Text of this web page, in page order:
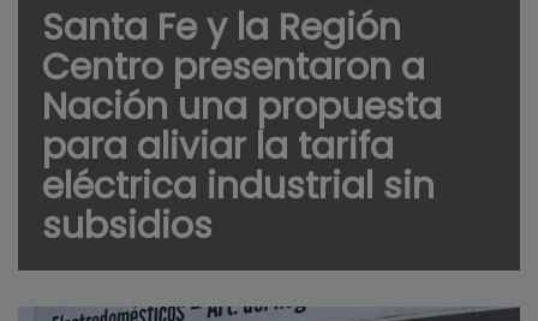
Santa Fe y la Región
Centro presentaron a
Nación una propuesta
para aliviar la tarifa
eléctrica industrial sin
subsidios